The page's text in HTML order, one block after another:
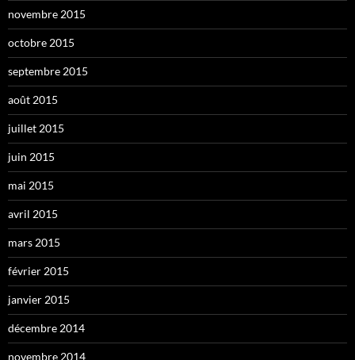
novembre 2015
octobre 2015
septembre 2015
août 2015
juillet 2015
juin 2015
mai 2015
avril 2015
mars 2015
février 2015
janvier 2015
décembre 2014
novembre 2014